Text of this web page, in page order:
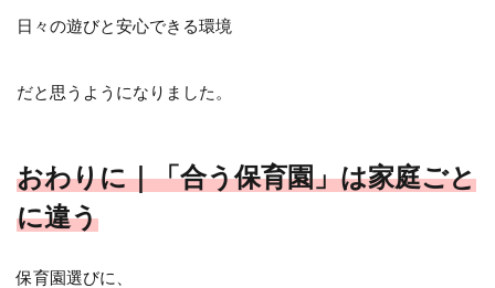
日々の遊びと安心できる環境
だと思うようになりました。
おわりに｜「合う保育園」は家庭ごと
に違う
保育園選びに、